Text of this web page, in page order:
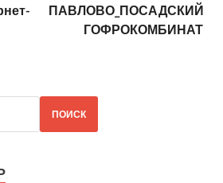
ПАВЛОВО_ПОСАДСКИЙ
ГОФРОКОМБИНАТ
ПОИСК